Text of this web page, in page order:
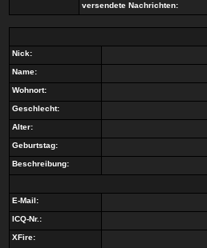
versendete Nachrichten:
Nick:
Name:
Wohnort:
Geschlecht:
Alter:
Geburtstag:
Beschreibung:
E-Mail:
ICQ-Nr.:
XFire: